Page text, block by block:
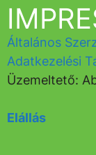
Általános
Adatkezelési
Üzemeltető:
Elállás